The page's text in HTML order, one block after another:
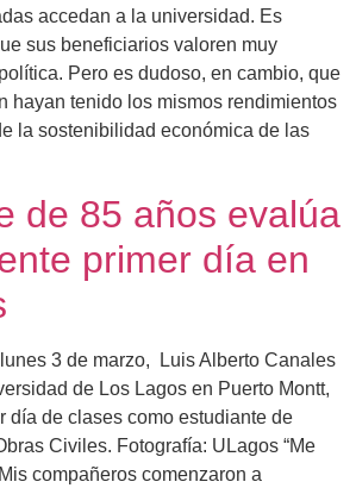
accedan a la universidad. Es
sus beneficiarios valoren muy
Pero es dudoso, en cambio, que
hayan tenido los mismos rendimientos
la sostenibilidad económica de las
de 85 años evalúa
primer día en
3 de marzo, Luis Alberto Canales
de Los Lagos en Puerto Montt,
día de clases como estudiante de
Civiles. Fotografía: ULagos “Me
compañeros comenzaron a